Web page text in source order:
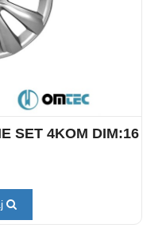
SET 4KOM DIM:16